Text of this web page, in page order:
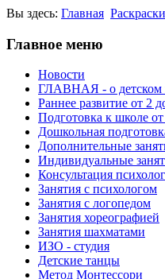
Вы здесь: Главная Раскраски
Главное меню
Новости
ГЛАВНАЯ - о детском
Раннее развитие от 2
Подготовка к школе
Дошкольная
Дополнительные
Индивидуальные
Консультация
Занятия с психологом
Занятия с логопедом
Занятия хореографией
Занятия шахматами
ИЗО - студия
Детские танцы
Метод Монтессори